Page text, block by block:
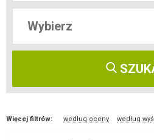
Więcej filtrów: według oceny według